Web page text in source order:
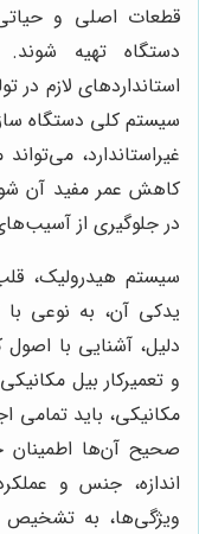
قطعات اصلی و
دستگاه تهیه
استانداردهای لازم
سیستم کلی دستگاه
غیراستاندارد،
کاهش عمر مفید آن
در جلوگیری از
سیستم هیدرولیک،
یدکی آن، به نوعی
دلیل، آشنایی با اصول
و تعمیرکار بیل
مکانیکی، باید تمامی
صحیح آن‌ها
اندازه، جنس و
ویژگی‌ها، به تشخیص